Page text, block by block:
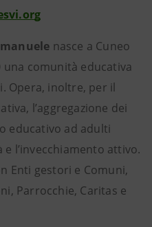
nasce a Cuneo
una comunità educativa
Opera, inoltre, per il
l’aggregazione dei
educativo ad adulti
l’invecchiamento attivo.
Enti gestori e Comuni,
Parrocchie, Caritas e